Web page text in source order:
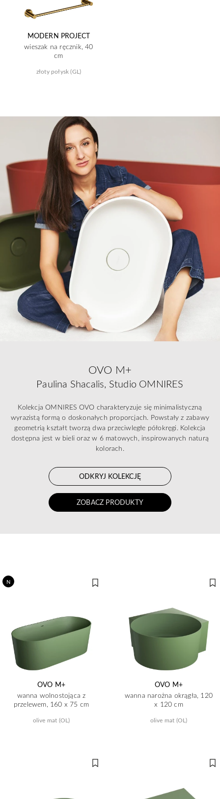
MODERN PROJECT
wieszak na ręcznik, 40
cm
złoty połysk (GL)
OVO M+
Paulina Shacalis, Studio OMNIRES
Kolekcja OMNIRES OVO charakteryzuje się minimalistyczną
wyrazistą formą o doskonałych proporcjach. Powstały z zabawy
geometrią kształt tworzą dwa przeciwległe półokręgi. Kolekcja
dostępna jest w bieli oraz w 6 matowych, inspirowanych naturą
kolorach.
ODKRYJ KOLEKCJĘ
ZOBACZ PRODUKTY
N
OVO M+
wanna wolnostojąca z
przelewem, 160 x 75 cm
olive mat (OL)
OVO M+
wanna narożna okrągła, 120
x 120 cm
olive mat (OL)